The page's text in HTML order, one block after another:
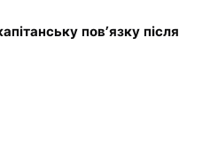
пов’язку після